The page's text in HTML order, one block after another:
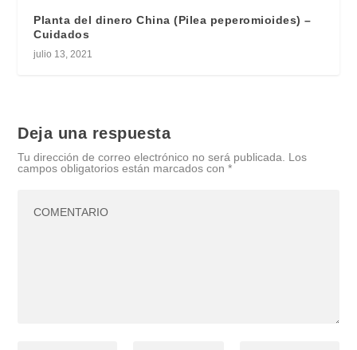
Planta del dinero China (Pilea peperomioides) –
Cuidados
julio 13, 2021
Deja una respuesta
Tu dirección de correo electrónico no será publicada. Los
campos obligatorios están marcados con*